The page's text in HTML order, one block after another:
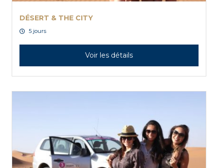
DÉSERT & THE CITY
5 jours
Voir les détails